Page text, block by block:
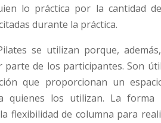
lo práctica por la cantidad
durante la práctica.
se utilizan porque,
parte de los participantes. Son
que proporcionan un
quienes los utilizan. La forma
flexibilidad de columna para